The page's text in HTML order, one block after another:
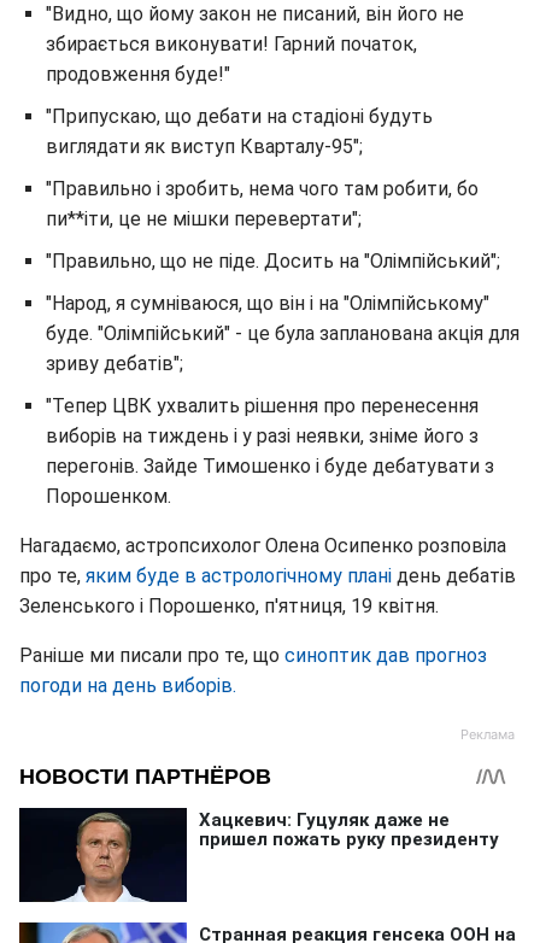
"Видно, що йому закон не писаний, він його не
збирається виконувати! Гарний початок,
продовження буде!"
"Припускаю, що дебати на стадіоні будуть
виглядати як виступ Кварталу-95";
"Правильно і зробить, нема чого там робити, бо
пи**іти, це не мішки перевертати";
"Правильно, що не піде. Досить на "Олімпійський";
"Народ, я сумніваюся, що він і на "Олімпійському"
буде. "Олімпійський" - це була запланована акція для
зриву дебатів";
"Тепер ЦВК ухвалить рішення про перенесення
виборів на тиждень і у разі неявки, зніме його з
перегонів. Зайде Тимошенко і буде дебатувати з
Порошенком.
Нагадаємо, астропсихолог Олена Осипенко розповіла
про те, яким буде в астрологічному плані день дебатів
Зеленського і Порошенко, п'ятниця, 19 квітня.
Раніше ми писали про те, що синоптик дав прогноз
погоди на день виборів.